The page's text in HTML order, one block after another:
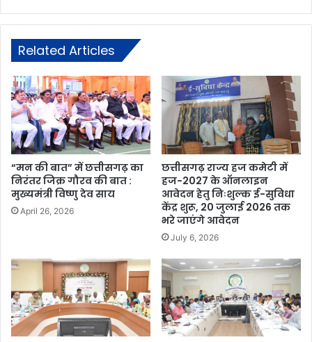
Related Articles
“मन की बात” में छत्तीसगढ़ का
निरंतर जिक्र गौरव की बात :
मुख्यमंत्री विष्णु देव साय
April 26, 2026
छत्तीसगढ़ राज्य हज कमेटी में
हज-2027 के ऑनलाइन
आवेदन हेतु निःशुल्क ई-सुविधा
केंद्र शुरू, 20 जुलाई 2026 तक
भरे जाएंगे आवेदन
July 6, 2026